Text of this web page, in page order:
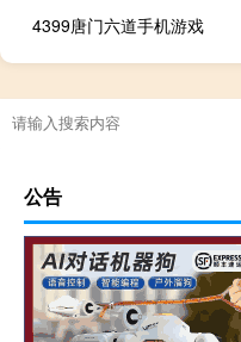
4399唐门六道手机游戏
西安十
08年北京奥运会赚钱了吗
公告